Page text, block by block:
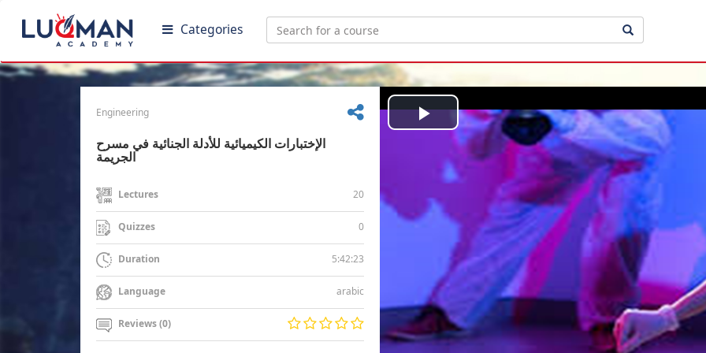
Categories
Engineering
الإختبارات الكيميائية للأدلة الجنائية في مسرح
الجريمة
Lectures 20
Quizzes 0
Duration 5:42:23
Language arabic
Reviews (0)
Play
Video